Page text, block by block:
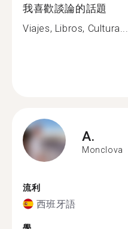
我喜歡談論的話題
Viajes, Libros, Cultura...
A.
Monclova
流利
西班牙語